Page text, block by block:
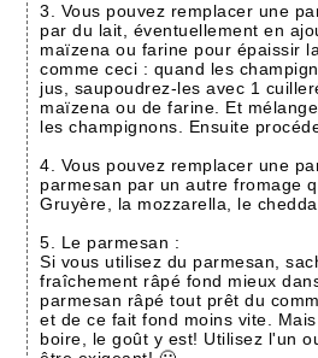
3. Vous pouvez remplacer une
par du lait, éventuellement en
maïzena ou farine pour épaissir
comme ceci : quand les
jus, saupoudrez-les avec 1
maïzena ou de farine. Et
les champignons. Ensuite
4. Vous pouvez remplacer une
parmesan par un autre fromage
Gruyère, la mozzarella, le
5. Le parmesan :
Si vous utilisez du parmesan,
fraîchement râpé fond mieux
parmesan râpé tout prêt du
et de ce fait fond moins vite.
boire, le goût y est! Utilisez l'un